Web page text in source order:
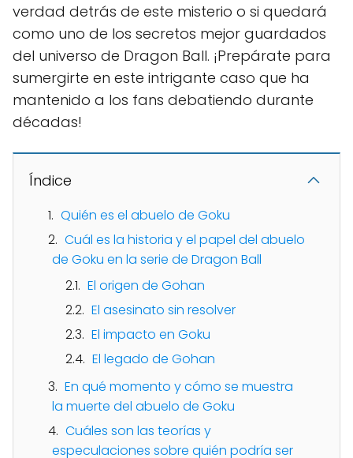
verdad detrás de este misterio o si quedará
como uno de los secretos mejor guardados
del universo de Dragon Ball. ¡Prepárate para
sumergirte en este intrigante caso que ha
mantenido a los fans debatiendo durante
décadas!
Índice
Quién es el abuelo de Goku
Cuál es la historia y el papel del abuelo
de Goku en la serie de Dragon Ball
El origen de Gohan
El asesinato sin resolver
El impacto en Goku
El legado de Gohan
En qué momento y cómo se muestra
la muerte del abuelo de Goku
Cuáles son las teorías y
especulaciones sobre quién podría ser